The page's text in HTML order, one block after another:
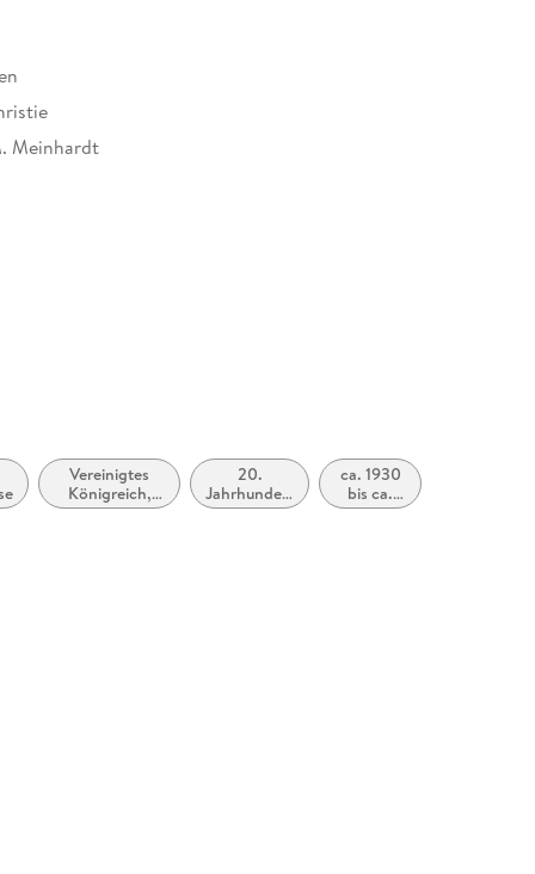
Meinhardt
Vereinigtes
Königreich,
Großbritannien
20.
Jahrhundert
(ca. 1900
ca. 1930
bis ca.
1939